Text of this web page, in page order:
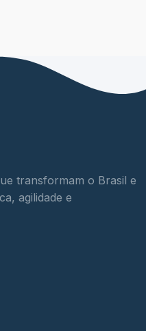
transformam o Brasil e
agilidade e